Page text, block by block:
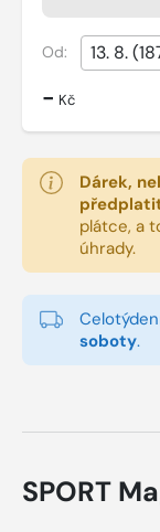
Od:
- Kč
Dárek,
plátce, a
úhrady.
soboty.
SPORT